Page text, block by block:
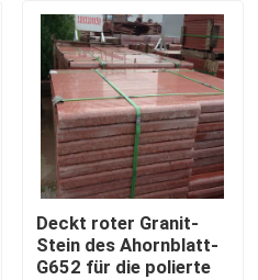
Deckt roter Granit-
Stein des Ahornblatt-
G652 für die polierte